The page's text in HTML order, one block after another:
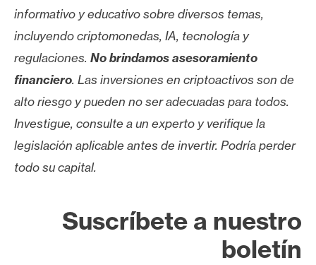
informativo y educativo sobre diversos temas,
incluyendo criptomonedas, IA, tecnología y
regulaciones. No brindamos asesoramiento
financiero. Las inversiones en criptoactivos son de
alto riesgo y pueden no ser adecuadas para todos.
Investigue, consulte a un experto y verifique la
legislación aplicable antes de invertir. Podría perder
todo su capital.
Suscríbete a nuestro
boletín